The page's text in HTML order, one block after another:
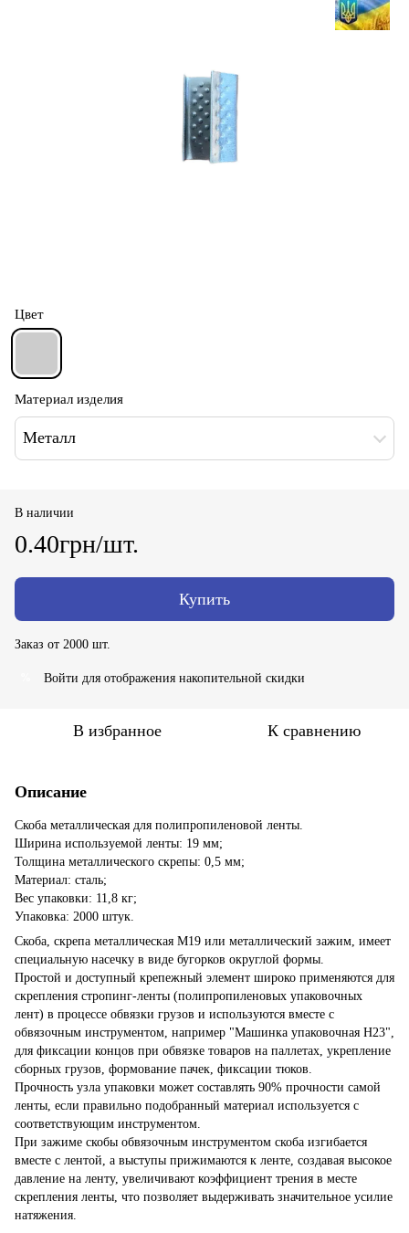
Цвет
Материал изделия
Металл
В наличии
0.40грн/шт.
Купить
Заказ от 2000 шт.
Войти для отображения накопительной скидки
В избранное К сравнению
Описание
Скоба металлическая для полипропиленовой ленты.
Ширина используемой ленты: 19 мм;
Толщина металлического скрепы: 0,5 мм;
Материал: сталь;
Вес упаковки: 11,8 кг;
Упаковка: 2000 штук.
Скоба, скрепа металлическая М19 или металлический зажим, имеет
специальную насечку в виде бугорков округлой формы.
Простой и доступный крепежный элемент широко применяются для
скрепления стропинг-ленты (полипропиленовых упаковочных
лент) в процессе обвязки грузов и используются вместе с
обвязочным инструментом, например "Машинка упаковочная Н23",
для фиксации концов при обвязке товаров на паллетах, укрепление
сборных грузов, формование пачек, фиксации тюков.
Прочность узла упаковки может составлять 90% прочности самой
ленты, если правильно подобранный материал используется с
соответствующим инструментом.
При зажиме скобы обвязочным инструментом скоба изгибается
вместе с лентой, а выступы прижимаются к ленте, создавая высокое
давление на ленту, увеличивают коэффициент трения в месте
скрепления ленты, что позволяет выдерживать значительное усилие
натяжения.